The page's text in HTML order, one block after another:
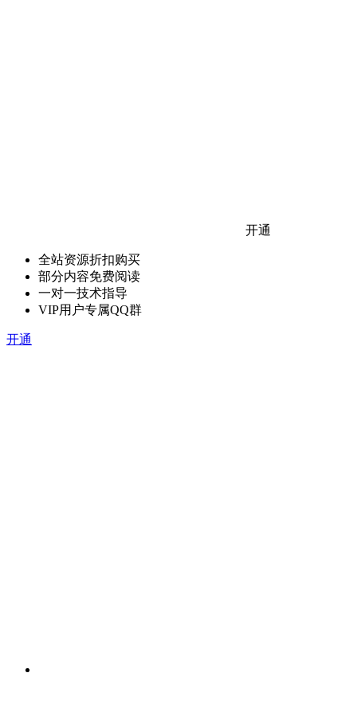
开通
全站资源折扣购买
部分内容免费阅读
一对一技术指导
VIP用户专属QQ群
开通